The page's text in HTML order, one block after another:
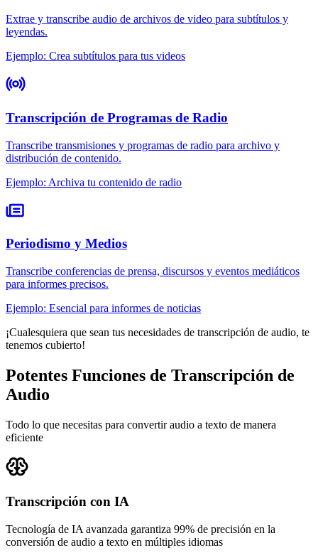
Extrae y transcribe audio de archivos de video para subtítulos y
leyendas.
Ejemplo: Crea subtítulos para tus videos
Transcripción de Programas de Radio
Transcribe transmisiones y programas de radio para archivo y
distribución de contenido.
Ejemplo: Archiva tu contenido de radio
Periodismo y Medios
Transcribe conferencias de prensa, discursos y eventos mediáticos
para informes precisos.
Ejemplo: Esencial para informes de noticias
¡Cualesquiera que sean tus necesidades de transcripción de audio, te
tenemos cubierto!
Potentes Funciones de Transcripción de
Audio
Todo lo que necesitas para convertir audio a texto de manera
eficiente
Transcripción con IA
Tecnología de IA avanzada garantiza 99% de precisión en la
conversión de audio a texto en múltiples idiomas